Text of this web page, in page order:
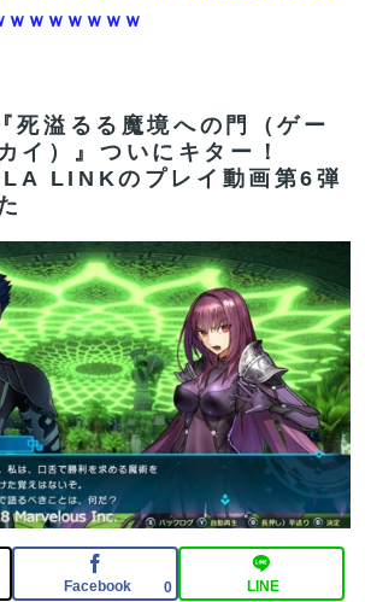
ｗｗｗｗｗｗｗ
ン浜田さん、差別発言と受け取られ
ｗｗｗｗ
系にラクシュミーは含まれますか？W
クスってFGO以外で稼げるスマホゲ
っけ？
系にラクシュミーは含まれますか？W
みんなの反応まとめ
い勝負。クーフーリン・オルタ強化み
の締まったお尻っていいよね！ｗｗ
みんな金フォウいれてるもん？
死溢るる魔境への門（ゲー
イ）』ついにキター！
LINKのプレイ動画第6弾
Facebook 0 LINE